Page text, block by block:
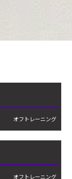
オフトレーニング
オフトレーニング